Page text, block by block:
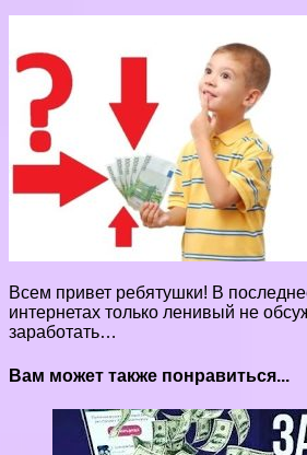
Всем привет ребятушки! В
интернетах только ленивый не
заработать…
Вам может также понравиться...